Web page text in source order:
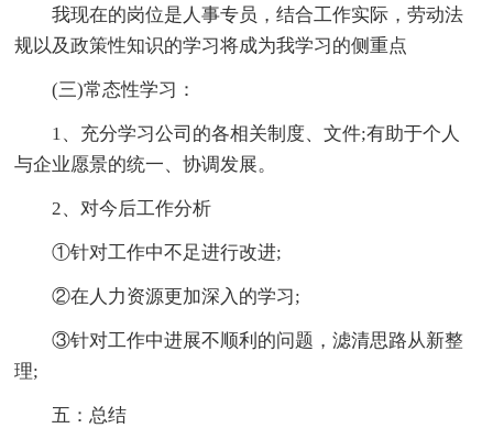
我现在的岗位是人事专员，结合工作实际，劳动法
规以及政策性知识的学习将成为我学习的侧重点
(三)常态性学习：
1、充分学习公司的各相关制度、文件;有助于个人
与企业愿景的统一、协调发展。
2、对今后工作分析
①针对工作中不足进行改进;
②在人力资源更加深入的学习;
③针对工作中进展不顺利的问题，滤清思路从新整
理;
五：总结